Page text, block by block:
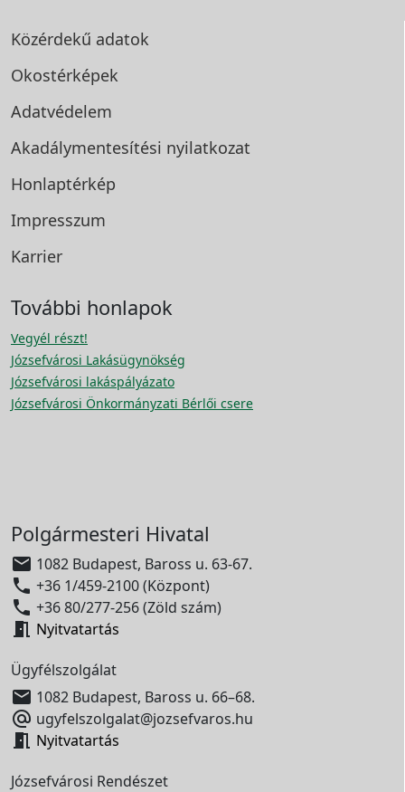
Közérdekű adatok
Okostérképek
Adatvédelem
Akadálymentesítési nyilatkozat
Honlaptérkép
Impresszum
Karrier
További honlapok
Vegyél részt!
Józsefvárosi Lakásügynökség
Józsefvárosi lakáspályázato
Józsefvárosi Önkormányzati Bérlői csere
Polgármesteri Hivatal
 1082 Budapest, Baross u. 63-67.
 +36 1/459-2100 (Központ)
 +36 80/277-256 (Zöld szám)
 Nyitvatartás
Ügyfélszolgálat
 1082 Budapest, Baross u. 66–68.
 ugyfelszolgalat@jozsefvaros.hu
 Nyitvatartás
Józsefvárosi Rendészet